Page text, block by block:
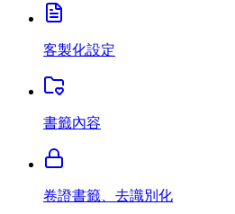
客製化設定
書籤內容
卷證書籤、去識別化